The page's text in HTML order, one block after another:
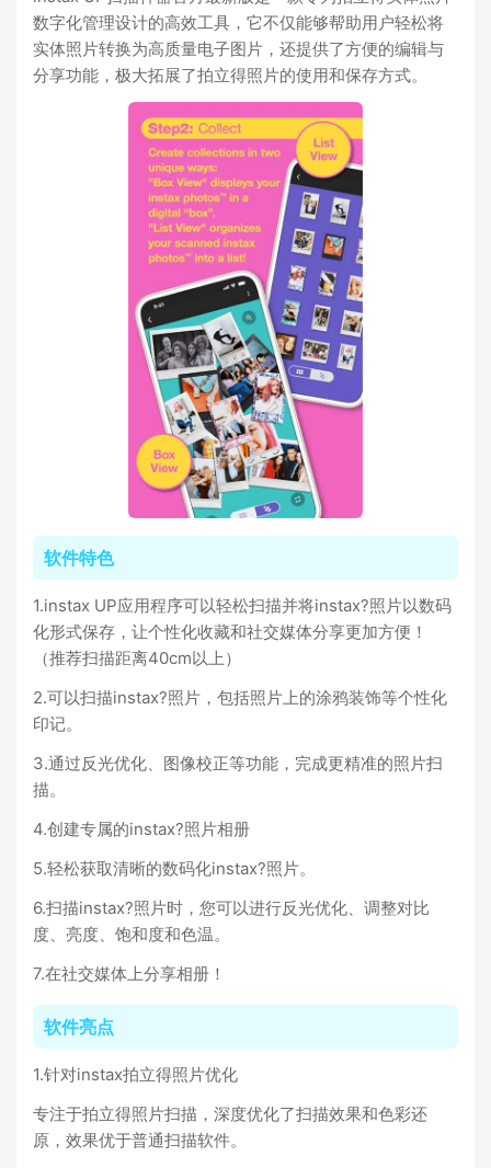
数字化管理设计的高效工具，它不仅能够帮助用户轻松将
实体照片转换为高质量电子图片，还提供了方便的编辑与
分享功能，极大拓展了拍立得照片的使用和保存方式。
软件特色
1.instax UP应用程序可以轻松扫描并将instax?照片以数码
化形式保存，让个性化收藏和社交媒体分享更加方便！
（推荐扫描距离40cm以上）
2.可以扫描instax?照片，包括照片上的涂鸦装饰等个性化
印记。
3.通过反光优化、图像校正等功能，完成更精准的照片扫
描。
4.创建专属的instax?照片相册
5.轻松获取清晰的数码化instax?照片。
6.扫描instax?照片时，您可以进行反光优化、调整对比
度、亮度、饱和度和色温。
7.在社交媒体上分享相册！
软件亮点
1.针对instax拍立得照片优化
专注于拍立得照片扫描，深度优化了扫描效果和色彩还
原，效果优于普通扫描软件。